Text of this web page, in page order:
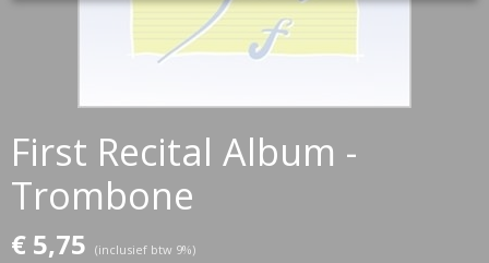
First Recital Album -
Trombone
€ 5,75 (inclusief btw 9%)